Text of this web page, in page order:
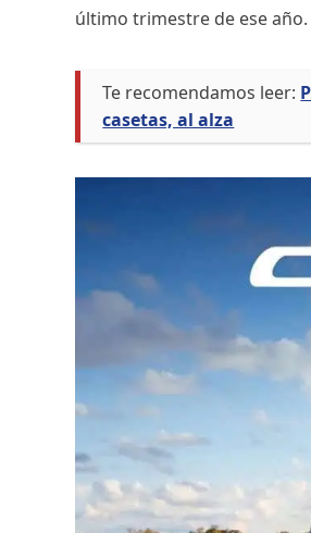
último trimestre de ese año.
Te recomendamos leer:
casetas, al alza